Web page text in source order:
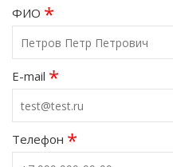
ФИО *
E-mail *
Телефон *